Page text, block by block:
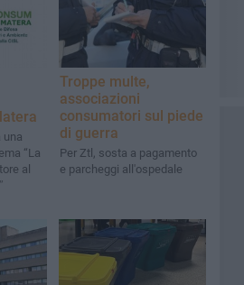
una
“La
al
Troppe multe,
associazioni
consumatori sul piede
di guerra
Per Ztl, sosta a pagamento
e parcheggi all'ospedale